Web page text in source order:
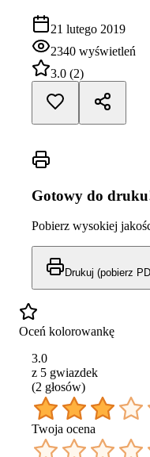
21 lutego 2019
2340 wyświetleń
3.0 (2)
Gotowy do
Pobierz wysokiej
Drukuj (pobierz
Oceń kolorowankę
3.0
z 5 gwiazdek
(2 głosów)
Twoja ocena